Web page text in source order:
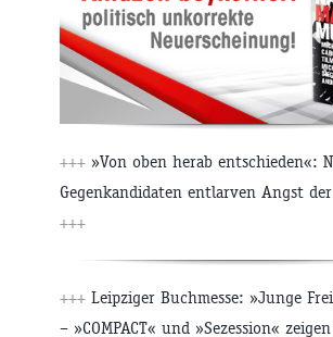
+++ »Von oben herab entschieden«:
Gegenkandidaten entlarven Angst der
+++
+++ Leipziger Buchmesse: »Junge
– »COMPACT« und »Sezession«